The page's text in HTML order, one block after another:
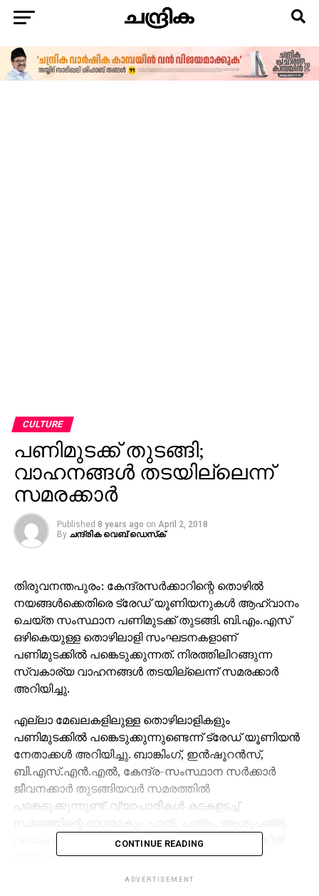
CULTURE
പണിമുടക്ക് തുടങ്ങി;
വാഹനങ്ങള്‍ തടയില്ലെന്ന്
സമരക്കാര്‍
Published 8 years ago on April 2, 2018
By ചന്ദ്രിക വെബ് ഡെസ്‌ക്‌
തിരുവനന്തപുരം: കേന്ദ്രസര്‍ക്കാറിന്റെ തൊഴില്‍
നയങ്ങള്‍ക്കെതിരെ ട്രേഡ് യൂണിയനുകള്‍ ആഹ്വാനം
ചെയ്ത സംസ്ഥാന പണിമുടക്ക് തുടങ്ങി. ബി.എം.എസ്
ഒഴികെയുള്ള തൊഴിലാളി സംഘടനകളാണ്
പണിമുടക്കില്‍ പങ്കെടുക്കുന്നത്. നിരത്തിലിറങ്ങുന്ന
സ്വകാര്യ വാഹനങ്ങള്‍ തടയില്ലെന്ന് സമരക്കാര്‍
അറിയിച്ചു.
എല്ലാ മേഖലകളിലുള്ള തൊഴിലാളികളും
പണിമുടക്കില്‍ പങ്കെടുക്കുന്നുണ്ടെന്ന് ട്രേഡ് യൂണിയന്‍
നേതാക്കള്‍ അറിയിച്ചു. ബാങ്കിംഗ്, ഇന്‍ഷൂറന്‍സ്,
ബി.എസ്.എന്‍.എല്‍, കേന്ദ്ര-സംസ്ഥാന സര്‍ക്കാര്‍
ജീവനക്കാര്‍ തുടങ്ങിയവര്‍ സമരത്തില്‍
പങ്കെടുക്കുന്നുണ്ട്. വ്യാപാരികള്‍ കടകളടച്ച്
വിവാഹം, വിമാനത്താവളം എന്നിവയെ പണിമുടക്കില്‍
നിന്ന് ഒഴിവാക്കിയിട്ടുണ്ട്.
CONTINUE READING
ADVERTISEMENT